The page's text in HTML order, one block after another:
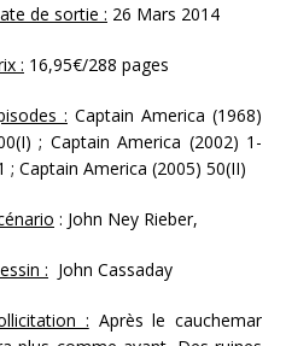
de sortie : 26 Mars 2014
: 16,95€/288 pages
: Captain America (1968)
; Captain America (2002) 1-
; Captain America (2005) 50(II)
: John Ney Rieber,
: John Cassaday
: Après le cauchemar